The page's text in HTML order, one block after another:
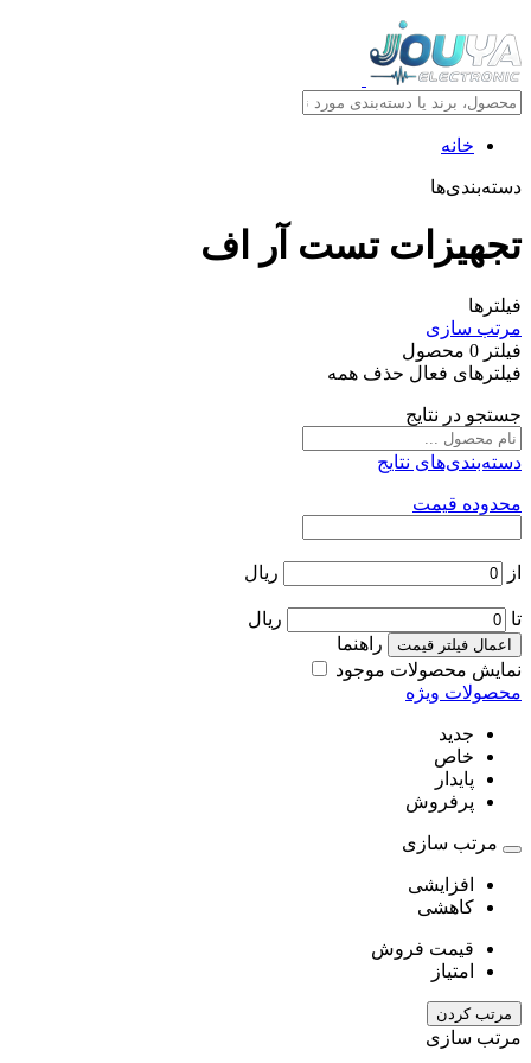
خانه
دسته‌بندی‌ها
تجهیزات تست آر اف
فیلترها
مرتب سازی
فیلتر 0 محصول
فیلترهای فعال حذف همه
جستجو در نتایج
دسته‌بندی‌های نتایج
محدوده قیمت
از ریال
تا ریال
اعمال فیلتر قیمت
راهنما
نمایش محصولات موجود
محصولات ویژه
جدید
خاص
پایدار
پرفروش
مرتب سازی
افزایشی
کاهشی
قیمت فروش
امتیاز
مرتب کردن
مرتب سازی